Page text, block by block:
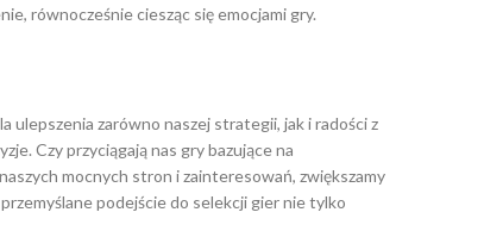
równocześnie ciesząc się emocjami gry.
ulepszenia zarówno naszej strategii, jak i radości z
Czy przyciągają nas gry bazujące na
mocnych stron i zainteresowań, zwiększamy
podejście do selekcji gier nie tylko